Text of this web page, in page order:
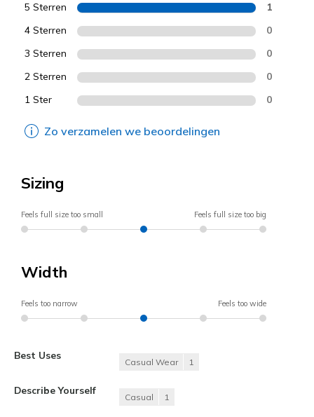
5 Sterren 1
4 Sterren 0
3 Sterren 0
2 Sterren 0
1 Ster 0
Zo verzamelen we beoordelingen
Sizing
Feels full size too small Feels full size too big
Width
Feels too narrow Feels too wide
Best Uses
Casual Wear 1
Describe Yourself
Casual 1